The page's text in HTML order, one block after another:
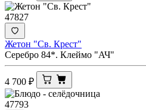
47827
Жетон "Св. Крест"
Серебро 84*. Клеймо "АЧ"
4 700 ₽
47793